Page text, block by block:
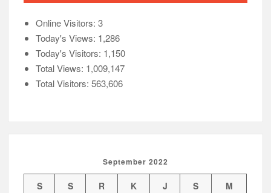
Online Visitors:3
Today's Views: 1,286
Today's Visitors: 1,150
Total Views: 1,009,147
Total Visitors:563,606
September 2022
S S R K J S M